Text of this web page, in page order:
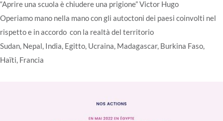
“Aprire una scuola è chiudere una prigione” Victor Hugo
Operiamo mano nella mano con gli autoctoni dei paesi coinvolti nel
rispetto e in accordo con la realtà del territorio
Sudan, Nepal, India, Egitto, Ucraina, Madagascar, Burkina Faso,
Haïti, Francia